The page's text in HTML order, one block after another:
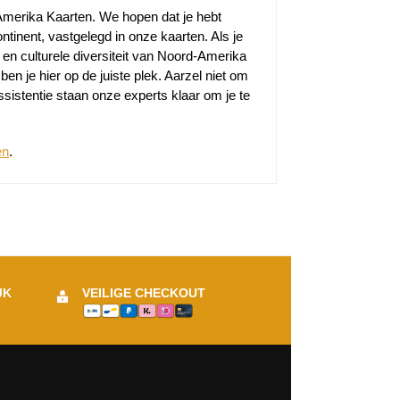
Kaarten. We hopen dat je hebt
vastgelegd in onze kaarten. Als je
culturele diversiteit van Noord-Amerika
je hier op de juiste plek. Aarzel niet om
staan onze experts klaar om je te
.
VEILIGE CHECKOUT